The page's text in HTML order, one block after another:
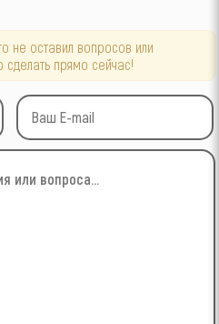
не оставил вопросов или
прямо сейчас!